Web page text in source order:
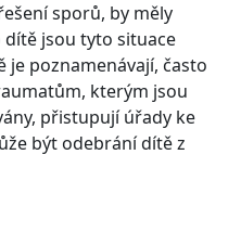
sporů, by měly
jsou tyto situace
je poznamenávají, často
kterým jsou
přistupují úřady ke
být odebrání dítě z